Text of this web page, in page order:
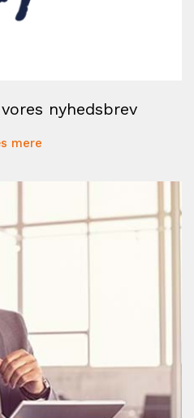
nyhedsbrev
mere